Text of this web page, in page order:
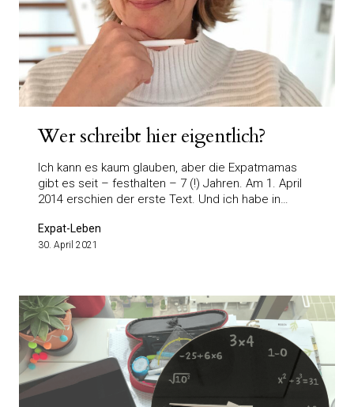
Wer schreibt hier eigentlich?
Ich kann es kaum glauben, aber die Expatmamas
gibt es seit – festhalten – 7 (!) Jahren. Am 1. April
2014 erschien der erste Text. Und ich habe in…
Expat-Leben
30. April 2021